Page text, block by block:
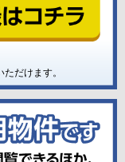
だけます。